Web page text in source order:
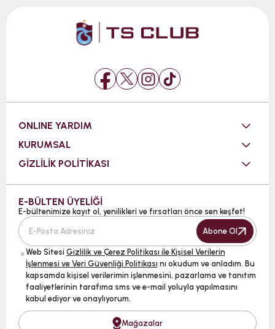
ONLINE YARDIM
KURUMSAL
GİZLİLİK POLİTİKASI
E-BÜLTEN ÜYELİĞİ
E-bültenimize kayıt ol, yenilikleri ve fırsatları önce sen keşfet!
Abone Ol
Web Sitesi Gizlilik ve Çerez Politikası ile Kişisel Verilerin
İşlenmesi ve Veri Güvenliği Politikası nı okudum ve anladım. Bu
kapsamda kişisel verilerimin işlenmesini, pazarlama ve tanıtım
faaliyetlerinin tarafıma sms ve e-mail yoluyla yapılmasını
kabul ediyor ve onaylıyorum.
Mağazalar